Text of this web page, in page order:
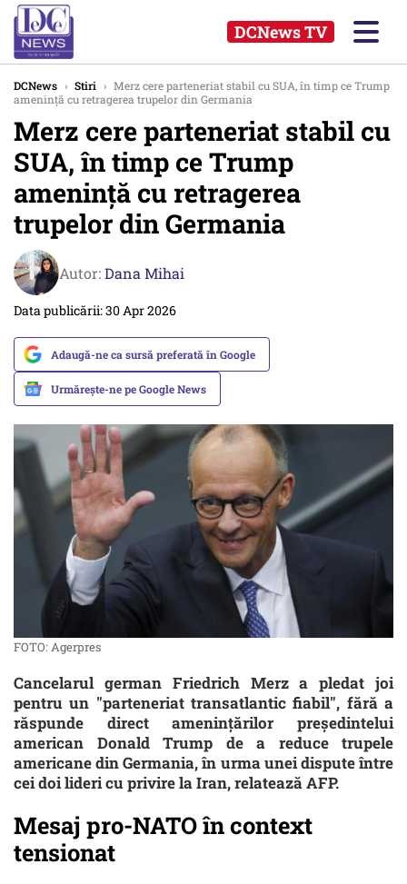
DCNews TV
DCNews › Stiri › Merz cere parteneriat stabil cu SUA, în timp ce Trump
amenință cu retragerea trupelor din Germania
Merz cere parteneriat stabil cu
SUA, în timp ce Trump
amenință cu retragerea
trupelor din Germania
Autor:Dana Mihai
Data publicării: 30 Apr 2026
Adaugă-ne ca sursă preferată în Google
Urmărește-ne pe Google News
FOTO: Agerpres
Cancelarul german Friedrich Merz a pledat joi
pentru un "parteneriat transatlantic fiabil", fără a
răspunde direct ameninţărilor preşedintelui
american Donald Trump de a reduce trupele
americane din Germania, în urma unei dispute între
cei doi lideri cu privire la Iran, relatează AFP.
Mesaj pro-NATO în context
tensionat